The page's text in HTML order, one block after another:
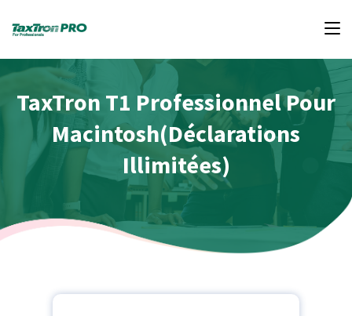
TaxTron T1 Professionnel Pour
Macintosh(Déclarations
Illimitées)